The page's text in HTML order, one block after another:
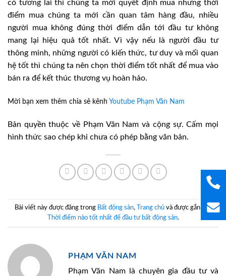
có tương lai thì chúng ta mới quyết định mua nhưng thời
điểm mua chúng ta mới cần quan tâm hàng đầu, nhiều
người mua không đúng thời điểm dẫn tới đầu tư không
mang lại hiệu quả tốt nhất. Vì vậy nếu là người đầu tư
thông minh, những người có kiến thức, tư duy và mối quan
hệ tốt thì chúng ta nên chọn thời điểm tốt nhất để mua vào
bán ra để kết thúc thương vụ hoàn hảo.
Mời bạn xem thêm chia sẻ kênh Youtube Phạm Văn Nam
Bản quyền thuộc về Phạm Văn Nam và cộng sự. Cấm mọi
hình thức sao chép khi chưa có phép bằng văn bản.
Bài viết này được đăng trong Bất động sản, Trang chủ và được gắn thẻ
Thời điểm nào tốt nhất để đầu tư bất động sản.
PHẠM VĂN NAM
Phạm Văn Nam là chuyên gia đầu tư và